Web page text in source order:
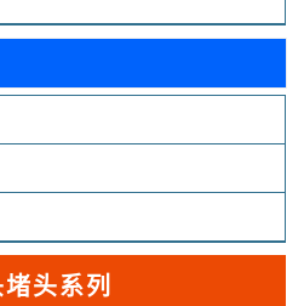
头系列